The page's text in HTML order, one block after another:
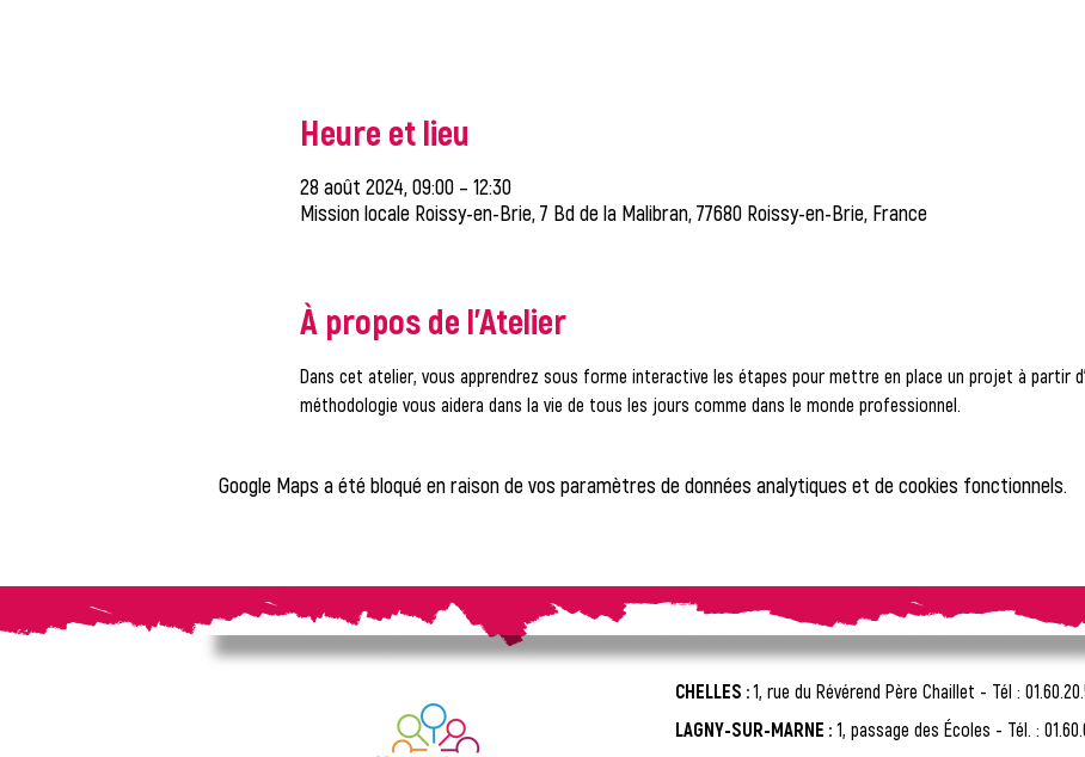
Heure et lieu
28 août 2024, 09:00 – 12:30
Mission locale Roissy-en-Brie, 7 Bd de la Malibran, 77680 Roissy-en-Brie, France
À propos de l'Atelier
Dans cet atelier, vous apprendrez sous forme interactive les étapes pour mettre en place un projet à partir
méthodologie vous aidera dans la vie de tous les jours comme dans le monde professionnel.
Google Maps a été bloqué en raison de vos paramètres de données analytiques et de cookies fonctionnels.
CHELLES :1, rue du Révérend Père Chaillet - Tél :
LAGNY-SUR-MARNE : 1, passage des Écoles - Tél. :